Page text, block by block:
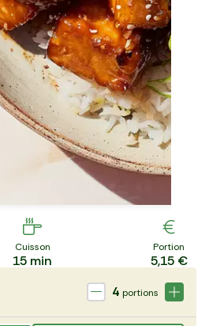
Cuisson
15 min
Portion
5,15 €
4 portions